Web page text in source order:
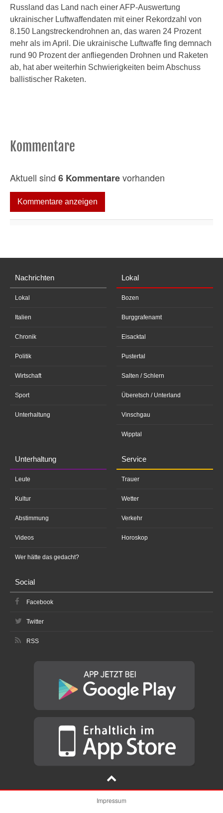
Russland das Land nach einer AFP-Auswertung
ukrainischer Luftwaffendaten mit einer Rekordzahl von
8.150 Langstreckendrohnen an, das waren 24 Prozent
mehr als im April. Die ukrainische Luftwaffe fing demnach
rund 90 Prozent der anfliegenden Drohnen und Raketen
ab, hat aber weiterhin Schwierigkeiten beim Abschuss
ballistischer Raketen.
Kommentare
Aktuell sind 6 Kommentarevorhanden
Kommentare anzeigen
Nachrichten
Lokal
Italien
Chronik
Politik
Wirtschaft
Sport
Unterhaltung
Lokal
Bozen
Burggrafenamt
Eisacktal
Pustertal
Salten / Schlern
Überetsch / Unterland
Vinschgau
Wipptal
Unterhaltung
Leute
Kultur
Abstimmung
Videos
Wer hätte das gedacht?
Service
Trauer
Wetter
Verkehr
Horoskop
Social
Facebook
Twitter
RSS
Impressum